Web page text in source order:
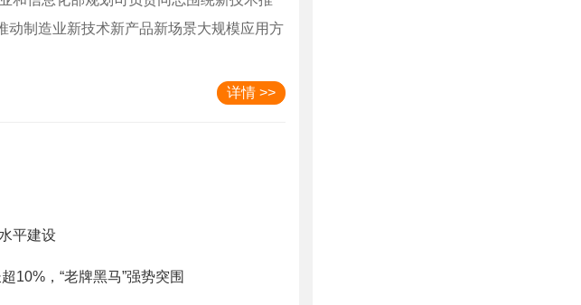
动制造业新技术新产品新场景大规模应用方
详情 >>
平建设
10%，“老牌黑马”强势突围